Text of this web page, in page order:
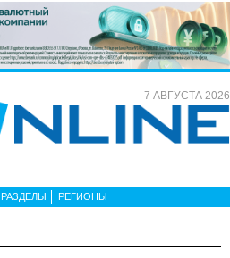
7 АВГУСТА 2026
РАЗДЕЛЫ РЕГИОНЫ